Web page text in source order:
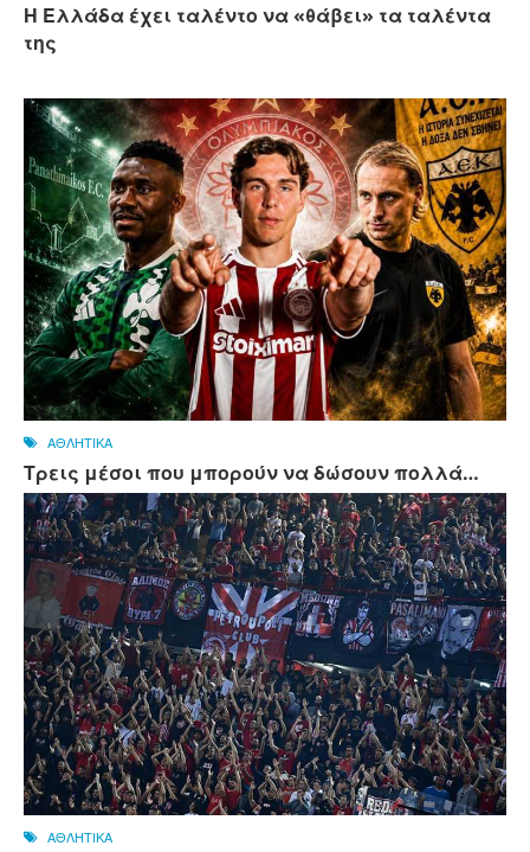
Η Ελλάδα έχει ταλέντο να «θάβει» τα ταλέντα
της
ΑΘΛΗΤΙΚΑ
Τρεις μέσοι που μπορούν να δώσουν πολλά…
ΑΘΛΗΤΙΚΑ